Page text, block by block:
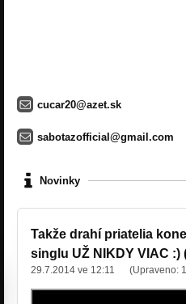
cucar20@azet.sk
sabotazofficial@gmail.com
Novinky
Takže drahí priatelia
singlu UŽ NIKDY VIAC :)
29.7.2014 ve 12:11 (Upraveno: